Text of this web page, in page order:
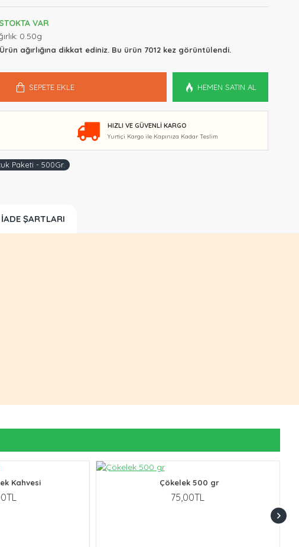
HIZLI VE GÜVENLI KARGO
Yurtiçi Kargo ile Kapınıza Kadar Teslim
STOKTA VAR
0.50g
Ürün ağırlığına dikkat ediniz. Bu ürün 7012 kez görüntülendi.
SEPETE EKLE HEMEN SATIN AL
Paketi - 500Gr.
ŞARTLARI
Kahvesi Çökelek 500 gr
75,00TL